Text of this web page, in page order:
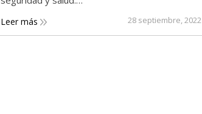
Leer más 28 septiembre, 2022